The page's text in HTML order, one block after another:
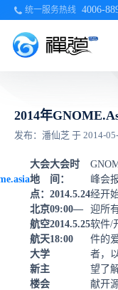
统一服务热线 4006-
2014年
发布：潘仙芝 于 2014-
峰会
经开
迎所
软件/
件的
者，
望了
献开
大会时
间：
2014.5.24
09:00—
2014.5.25
18:00
大会
地
点：
北京
航空
航天
大学
新主
楼会